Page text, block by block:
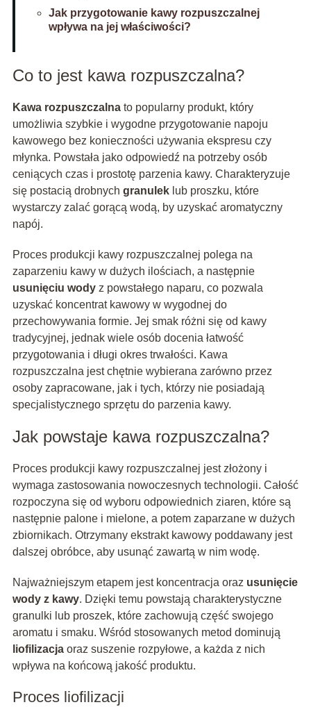
Jak przygotowanie kawy rozpuszczalnej
wpływa na jej właściwości?
Co to jest kawa rozpuszczalna?
Kawa rozpuszczalnato popularny produkt, który
umożliwia szybkie i wygodne przygotowanie napoju
kawowego bez konieczności używania ekspresu czy
młynka. Powstała jako odpowiedź na potrzeby osób
ceniących czas i prostotę parzenia kawy. Charakteryzuje
się postacią drobnych granuleklub proszku, które
wystarczy zalać gorącą wodą, by uzyskać aromatyczny
napój.
Proces produkcji kawy rozpuszczalnej polega na
zaparzeniu kawy w dużych ilościach, a następnie
usunięciu wodyz powstałego naparu, co pozwala
uzyskać koncentrat kawowy w wygodnej do
przechowywania formie. Jej smak różni się od kawy
tradycyjnej, jednak wiele osób docenia łatwość
przygotowania i długi okres trwałości. Kawa
rozpuszczalna jest chętnie wybierana zarówno przez
osoby zapracowane, jak i tych, którzy nie posiadają
specjalistycznego sprzętu do parzenia kawy.
Jak powstaje kawa rozpuszczalna?
Proces produkcji kawy rozpuszczalnej jest złożony i
wymaga zastosowania nowoczesnych technologii. Całość
rozpoczyna się od wyboru odpowiednich ziaren, które są
następnie palone i mielone, a potem zaparzane w dużych
zbiornikach. Otrzymany ekstrakt kawowy poddawany jest
dalszej obróbce, aby usunąć zawartą w nim wodę.
Najważniejszym etapem jest koncentracja oraz usunięcie
wody z kawy. Dzięki temu powstają charakterystyczne
granulki lub proszek, które zachowują część swojego
aromatu i smaku. Wśród stosowanych metod dominują
liofilizacjaoraz suszenie rozpyłowe, a każda z nich
wpływa na końcową jakość produktu.
Proces liofilizacji